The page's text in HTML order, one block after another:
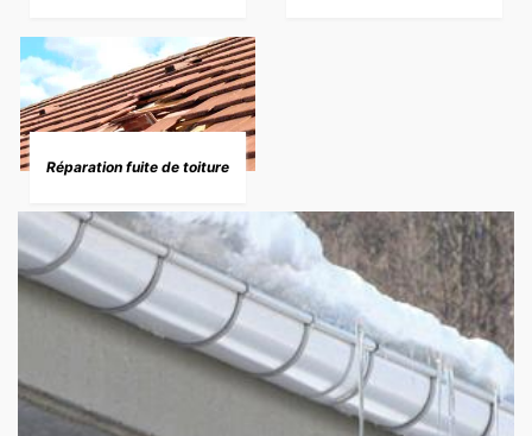
Réparation fuite de toiture